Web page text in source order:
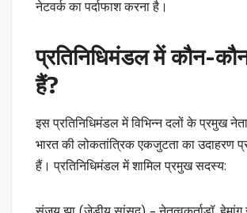
नेटवर्क का पर्दाफाश करना है।
प्रतिनिधिमंडल में कौन-
हैं?
इस प्रतिनिधिमंडल में विभिन्न दलों के प्रमुख
भारत की लोकतांत्रिक एकजुटता का उदाहरण
हैं। प्रतिनिधिमंडल में शामिल प्रमुख सदस्य: